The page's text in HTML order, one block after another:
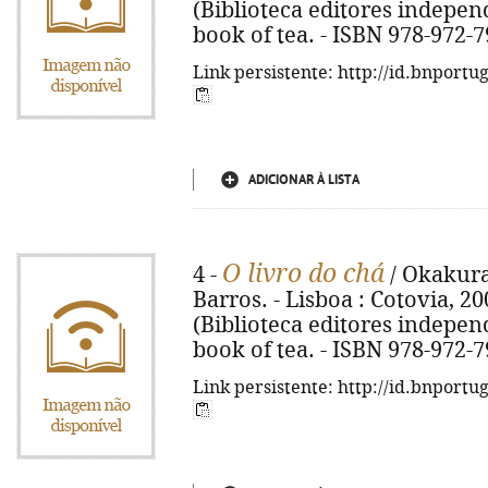
(Biblioteca editores
book of tea. - ISBN 978-972-
Link persistente: http://
ADICIONAR À LISTA
4 - O livro do chá /
Barros. - Lisboa : Cotovia,
(Biblioteca editores
book of tea. - ISBN 978-972-
Link persistente: http://